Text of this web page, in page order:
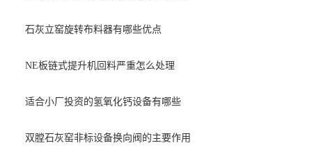
石灰立窑旋转布料器有哪些优点
NE板链式提升机回料严重怎么处理
适合小厂投资的氢氧化钙设备有哪些
双膛石灰窑非标设备换向阀的主要作用